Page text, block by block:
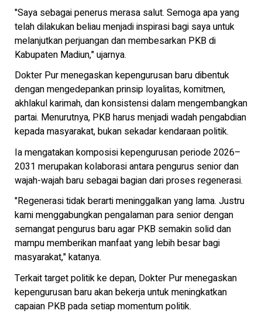
"Saya sebagai penerus merasa salut. Semoga apa yang
telah dilakukan beliau menjadi inspirasi bagi saya untuk
melanjutkan perjuangan dan membesarkan PKB di
Kabupaten Madiun," ujarnya.
Dokter Pur menegaskan kepengurusan baru dibentuk
dengan mengedepankan prinsip loyalitas, komitmen,
akhlakul karimah, dan konsistensi dalam mengembangkan
partai. Menurutnya, PKB harus menjadi wadah pengabdian
kepada masyarakat, bukan sekadar kendaraan politik.
Ia mengatakan komposisi kepengurusan periode 2026–
2031 merupakan kolaborasi antara pengurus senior dan
wajah-wajah baru sebagai bagian dari proses regenerasi.
"Regenerasi tidak berarti meninggalkan yang lama. Justru
kami menggabungkan pengalaman para senior dengan
semangat pengurus baru agar PKB semakin solid dan
mampu memberikan manfaat yang lebih besar bagi
masyarakat," katanya.
Terkait target politik ke depan, Dokter Pur menegaskan
kepengurusan baru akan bekerja untuk meningkatkan
capaian PKB pada setiap momentum politik.